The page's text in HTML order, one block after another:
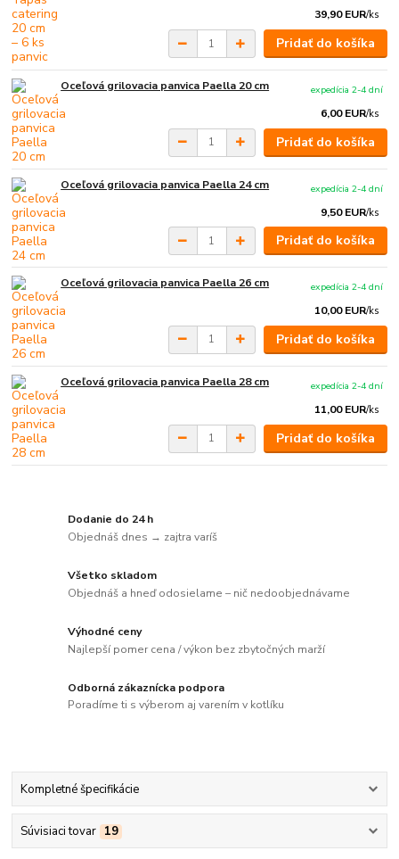
39,90 EUR/ks
Pridať do košíka
Oceľová grilovacia panvica Paella 20 cm
6,00 EUR/ks
expedícia 2-4 dní
Pridať do košíka
Oceľová grilovacia panvica Paella 24 cm
9,50 EUR/ks
expedícia 2-4 dní
Pridať do košíka
Oceľová grilovacia panvica Paella 26 cm
10,00 EUR/ks
expedícia 2-4 dní
Pridať do košíka
Oceľová grilovacia panvica Paella 28 cm
11,00 EUR/ks
expedícia 2-4 dní
Pridať do košíka
Dodanie do 24 h
Objednáš dnes → zajtra varíš
Všetko skladom
Objednáš a hneď odosielame – nič nedoobjednávame
Výhodné ceny
Najlepší pomer cena / výkon bez zbytočných marží
Odborná zákaznícka podpora
Poradíme ti s výberom aj varením v kotlíku
Kompletné špecifikácie
Súvisiaci tovar 19